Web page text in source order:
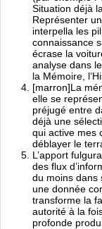
Situation déjà
Représenter
interpella les
connaissance
écrase la
analyse dans
la Mémoire,
[marron]La
elle se
préjugé entre
déjà une
qui active mes
déblayer le
L’apport
des flux
du moins dans
une donnée
transforme la
autorité à la
profonde